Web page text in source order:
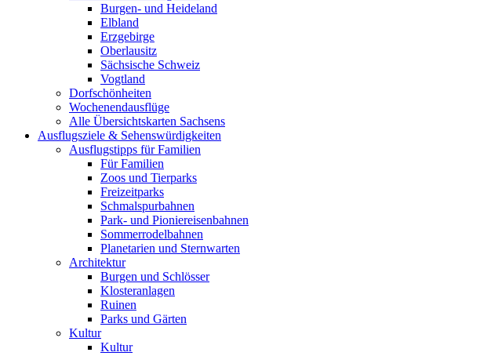
Burgen- und Heideland
Elbland
Erzgebirge
Oberlausitz
Sächsische Schweiz
Vogtland
Dorfschönheiten
Wochenendausflüge
Alle Übersichtskarten Sachsens
Ausflugsziele & Sehenswürdigkeiten
Ausflugstipps für Familien
Für Familien
Zoos und Tierparks
Freizeitparks
Schmalspurbahnen
Park- und Pioniereisenbahnen
Sommerrodelbahnen
Planetarien und Sternwarten
Architektur
Burgen und Schlösser
Klosteranlagen
Ruinen
Parks und Gärten
Kultur
Kultur